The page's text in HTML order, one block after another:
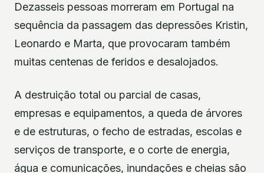
Dezasseis pessoas morreram em Portugal na
sequência da passagem das depressões Kristin,
Leonardo e Marta, que provocaram também
muitas centenas de feridos e desalojados.
A destruição total ou parcial de casas,
empresas e equipamentos, a queda de árvores
e de estruturas, o fecho de estradas, escolas e
serviços de transporte, e o corte de energia,
água e comunicações, inundações e cheias são